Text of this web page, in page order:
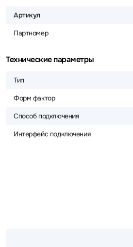
Артикул
Партномер
Технические параметры
Тип
Форм фактор
Способ подключения
Интерфейс подключения